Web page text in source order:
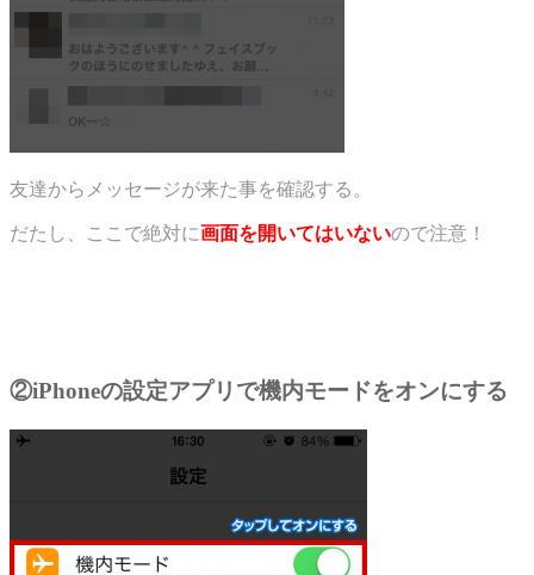
友達からメッセージが来た事を確認する。
だたし、ここで絶対に画面を開いてはいないので注意！
②iPhoneの設定アプリで機内モードをオンにする